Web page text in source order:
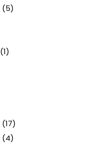
(5)
(1)
(17)
(4)